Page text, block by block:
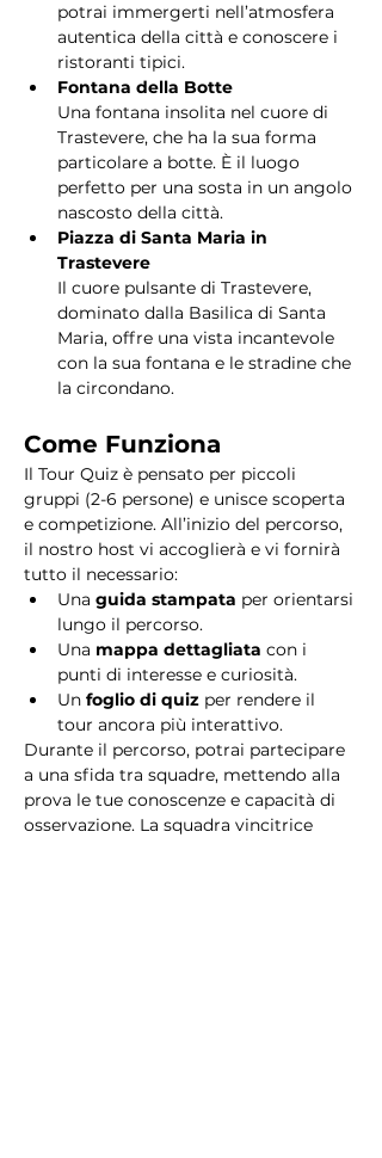
potrai immergerti nell’atmosfera
autentica della città e conoscere i
ristoranti tipici.
Fontana della Botte
Una fontana insolita nel cuore di
Trastevere, che ha la sua forma
particolare a botte. È il luogo
perfetto per una sosta in un angolo
nascosto della città.
Piazza di Santa Maria in
Trastevere
Il cuore pulsante di Trastevere,
dominato dalla Basilica di Santa
Maria, offre una vista incantevole
con la sua fontana e le stradine che
la circondano.
Come Funziona
Il Tour Quiz è pensato per piccoli
gruppi (2-6 persone) e unisce scoperta
e competizione. All’inizio del percorso,
il nostro host vi accoglierà e vi fornirà
tutto il necessario:
Una guida stampata per orientarsi
lungo il percorso.
Una mappa dettagliata con i
punti di interesse e curiosità.
Un foglio di quiz per rendere il
tour ancora più interattivo.
Durante il percorso, potrai partecipare
a una sfida tra squadre, mettendo alla
prova le tue conoscenze e capacità di
osservazione. La squadra vincitrice